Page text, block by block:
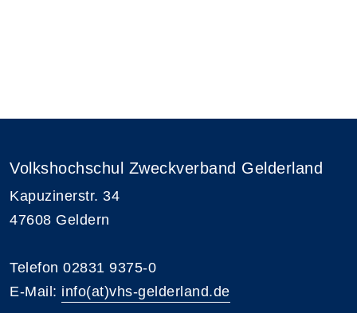
Volkshochschul Zweckverband Gelderland
Kapuzinerstr. 34
47608 Geldern
Telefon 02831 9375-0
E-Mail: info(at)vhs-gelderland.de